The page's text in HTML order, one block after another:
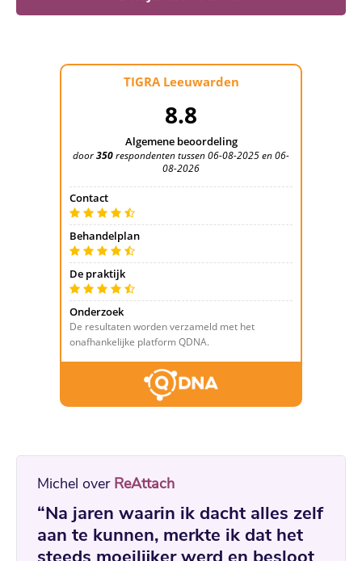
Michel over ReAttach
“Na jaren waarin ik dacht alles zelf
aan te kunnen, merkte ik dat het